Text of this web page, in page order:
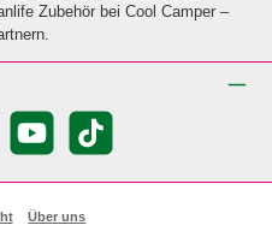
Zubehör bei Cool Camper –
YouTube TikTok
Über uns